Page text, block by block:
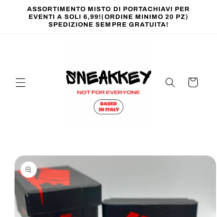
direttamente
ai contenuti
ASSORTIMENTO MISTO DI PORTACHIAVI PER
EVENTI A SOLI 6,99!(ORDINE MINIMO 20 PZ)
SPEDIZIONE SEMPRE GRATUITA!
Carrello
Passa alle
informazioni
sul prodotto